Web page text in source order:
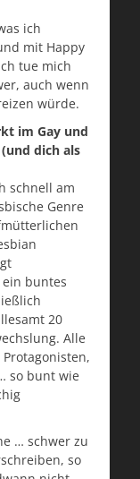
ich
mit Happy
tue mich
auch wenn
würde.
im Gay und
dich als
schnell am
Genre
buntes
20
Alle
so bunt wie
… schwer zu
so